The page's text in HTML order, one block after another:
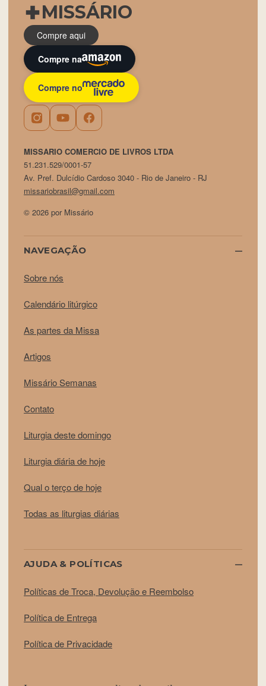
MISSÁRIO
Compre aqui
Compre na
Compre no
MISSARIO COMERCIO DE LIVROS LTDA
51.231.529/0001-57
Av. Pref. Dulcídio Cardoso 3040 - Rio de Janeiro - RJ
missariobrasil@gmail.com
© 2026 por Missário
NAVEGAÇÃO
Sobre nós
Calendário litúrgico
As partes da Missa
Artigos
Missário Semanas
Contato
Liturgia deste domingo
Liturgia diária de hoje
Qual o terço de hoje
Todas as liturgias diárias
AJUDA & POLÍTICAS
Políticas de Troca, Devolução e Reembolso
Política de Entrega
Política de Privacidade